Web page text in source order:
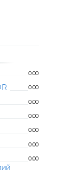
0.00
0.00
0.00
0.00
0.00
0.00
0.00